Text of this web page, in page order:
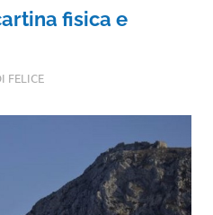
fisica e
FELICE